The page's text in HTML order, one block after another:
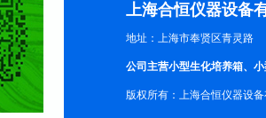
上海合恒仪器设备
地址：上海市奉贤区青灵路
公司主营小型生化培养箱、
版权所有：上海合恒仪器设